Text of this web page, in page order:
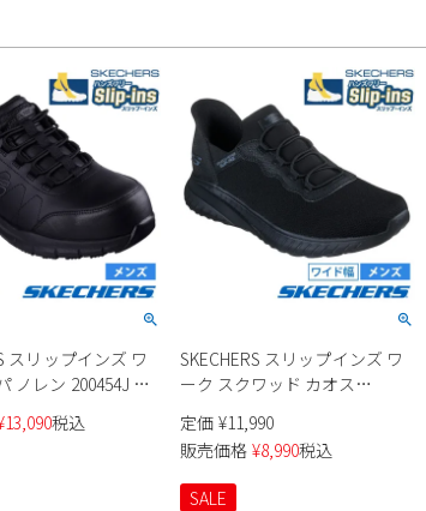
スリップインズ ワ
ノレン 200454J メ
13,090税込
SKECHERS スリップインズ ワ
ーク スクワッド カオス
200254W メンズ
定価 ¥11,990
販売価格 ¥8,990税込
SALE